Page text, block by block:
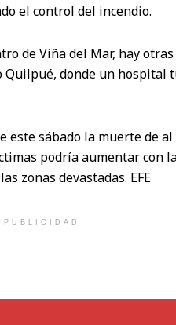
el control del incendio.
de Viña del Mar, hay
donde un hospital
este sábado la muerte de
podría aumentar con
zonas devastadas. EFE
PUBLICIDAD